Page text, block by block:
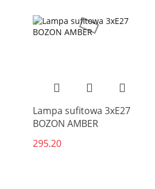
Lampa sufitowa 3xE27
BOZON AMBER
295.20